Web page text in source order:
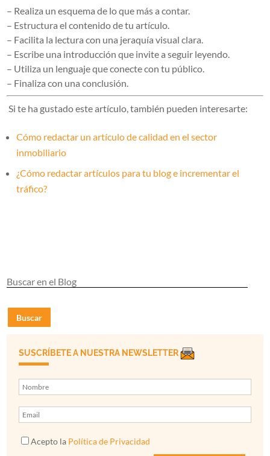
– Realiza un esquema de lo que más a contar.
– Estructura el contenido de tu artículo.
– Facilita la lectura con una jeraquía visual clara.
– Escribe una introducción que invite a seguir leyendo.
– Utiliza un lenguaje que conecte con tu público.
– Finaliza con una conclusión.
Si te ha gustado este artículo, también pueden interesarte:
Cómo redactar un artículo de calidad en el sector
inmobiliario
¿Cómo redactar artículos para tu blog e incrementar el
tráfico?
Buscar
SUSCRÍBETE A NUESTRA NEWSLETTER
Acepto la Política de Privacidad